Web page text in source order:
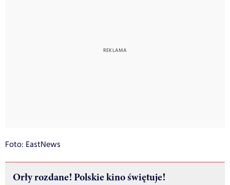
Foto: EastNews
Orły rozdane! Polskie kino świętuje!